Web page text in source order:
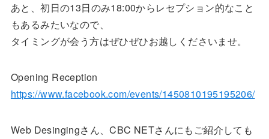
あと、初日の13日のみ18:00からレセプション的なこと
もあるみたいなので、
タイミングが会う方はぜひぜひお越しくださいませ。
Opening Reception
https://www.facebook.com/events/1450810195195206/
Web Desingingさん、CBC NETさんにもご紹介しても